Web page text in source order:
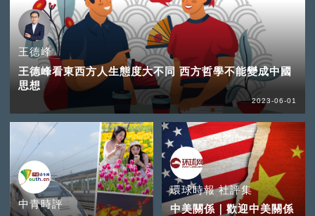
王德峰
王德峰看東西方人生態度大不同 西方哲學不能變成中國
思想
2023-06-01
中青時評
環球時報 社評集
中美關係｜歡迎中美關係